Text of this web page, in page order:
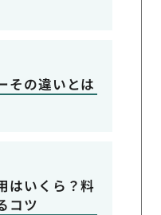
その違いとは
はいくら？料
コツ